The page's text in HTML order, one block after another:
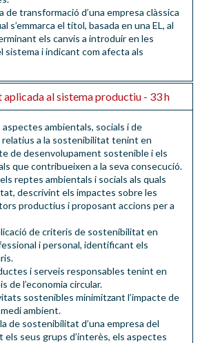
de transformació d’una empresa clàssica
s’emmarca el títol, basada en una EL, al
els canvis a introduir en les
sistema i indicant com afecta als
al sistema productiu - 33 h
ambientals, socials i de
relatius a la sostenibilitat tenint en
de desenvolupament sostenible i els
que contribueixen a la seva consecució.
reptes ambientals i socials als quals
descrivint els impactes sobre les
productius i proposant accions per a
de criteris de sostenibilitat en
i personal, identificant els
i serveis responsables tenint en
de l’economia circular.
sostenibles minimitzant l’impacte de
ambient.
de sostenibilitat d’una empresa del
seus grups d’interès, els aspectes